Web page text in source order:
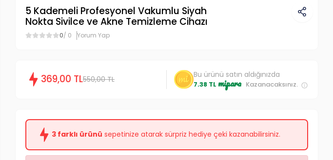
5 Kademeli Profesyonel Vakumlu Siyah
Nokta Sivilce ve Akne Temizleme Cihazı
0/ 0 Yorum Yap
369,00 TL550,00 TL Bu ürünü satın aldığınızda
7.38 TL mipara Kazanacaksınız.
3 farklı ürünü sepetinize atarak sürpriz hediye çeki kazanabilirsiniz.